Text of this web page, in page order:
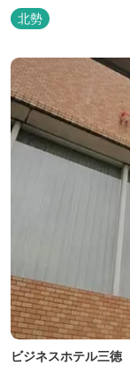
ロ、スポーツ行事で
も近い場所にありま
工場では約10キロ
北勢
ビジネスホテル三徳